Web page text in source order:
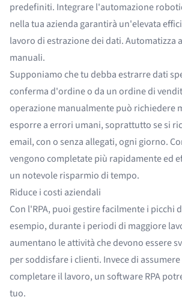
predefiniti. Integrare l'automazione
nella tua azienda garantirà un'elevata
lavoro di estrazione dei dati. Automatizza
manuali.
Supponiamo che tu debba estrarre dati
conferma d'ordine o da un ordine di
operazione manualmente può richiedere
esporre a errori umani, soprattutto se si
email, con o senza allegati, ogni giorno.
vengono completate più rapidamente ed
un notevole risparmio di tempo.
Riduce i costi aziendali
Con l'RPA, puoi gestire facilmente i picchi
esempio, durante i periodi di maggiore
aumentano le attività che devono essere
per soddisfare i clienti. Invece di
completare il lavoro, un software RPA
tuo.